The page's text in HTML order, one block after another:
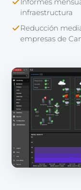
Informes
infraestructura
Reducción
empresas de